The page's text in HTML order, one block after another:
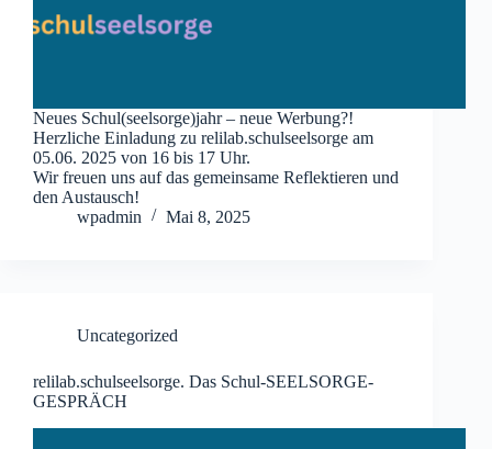
Neues Schul(seelsorge)jahr – neue Werbung?!
Herzliche Einladung zu relilab.schulseelsorge am
05.06. 2025 von 16 bis 17 Uhr.
Wir freuen uns auf das gemeinsame Reflektieren und
den Austausch!
wpadmin
Mai 8, 2025
Uncategorized
relilab.schulseelsorge. Das Schul-SEELSORGE-
GESPRÄCH